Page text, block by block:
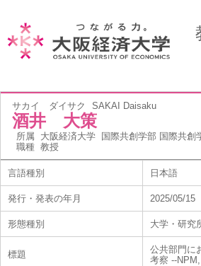
サカイ ダイサク SAKAI Daisaku
酒井 大策
所属 大阪経済大学 国際共創学部 国際共創
職種 教授
言語種別 日本語
発行・発表の年月 2025/05/15
形態種別 大学・研究
標題
公共部門に
考察 --